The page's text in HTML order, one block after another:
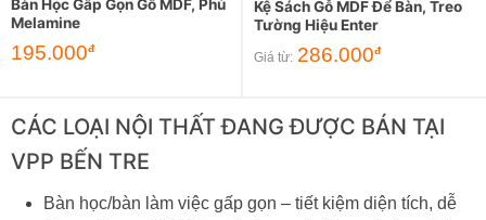
Bàn Học Gấp Gọn Gỗ MDF, Phủ
Melamine
195.000đ
Kệ Sách Gỗ MDF Để Bàn, Treo
Tường Hiệu Enter
Giá từ: 286.000đ
CÁC LOẠI NỘI THẤT ĐANG ĐƯỢC BÁN TẠI
VPP BẾN TRE
Bàn học/bàn làm việc gấp gọn – tiết kiệm diện tích, dễ